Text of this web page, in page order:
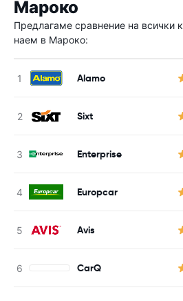
Мароко
Предлагаме сравнение на всички
наем в Мароко:
Alamo
Sixt
Enterprise
Europcar
Avis
CarQ